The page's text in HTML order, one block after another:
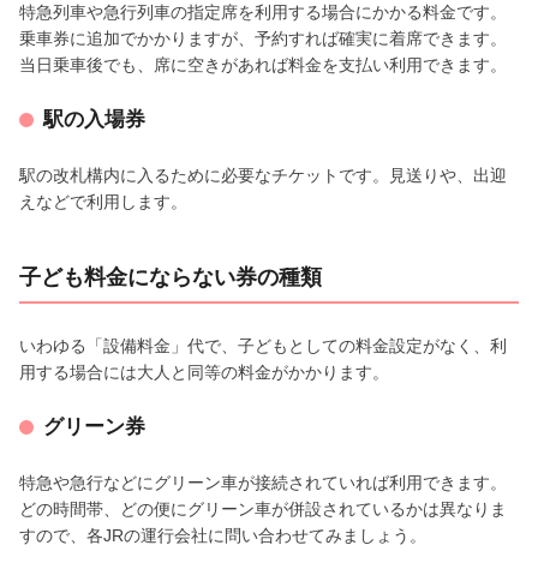
特急列車や急行列車の指定席を利用する場合にかかる料金です。
乗車券に追加でかかりますが、予約すれば確実に着席できます。
当日乗車後でも、席に空きがあれば料金を支払い利用できます。
駅の入場券
駅の改札構内に入るために必要なチケットです。見送りや、出迎
えなどで利用します。
子ども料金にならない券の種類
いわゆる「設備料金」代で、子どもとしての料金設定がなく、利
用する場合には大人と同等の料金がかかります。
グリーン券
特急や急行などにグリーン車が接続されていれば利用できます。
どの時間帯、どの便にグリーン車が併設されているかは異なりま
すので、各JRの運行会社に問い合わせてみましょう。